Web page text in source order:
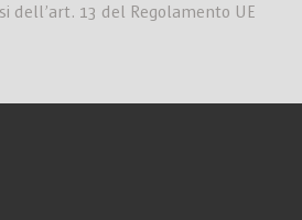
dell’art. 13 del Regolamento UE